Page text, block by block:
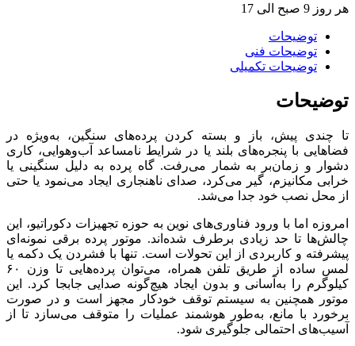
هر روز 9 صبح الی 17
توضیحات
توضیحات فنی
توضیحات تکمیلی
توضیحات
تا چندی پیش، باز و بسته‌ کردن پرده‌های سنگین، به‌ویژه در
فضاهایی با پنجره‌های بلند یا در شرایط نامساعد آب‌وهوایی، کاری
دشوار و زمان‌بر به شمار می‌رفت. گاه پرده به دلیل سنگینی یا
خرابی مکانیزم، گیر می‌کرد، صدای ناهنجاری ایجاد می‌نمود یا حتی
از محل نصب خود جدا می‌شد.
امروزه اما با ورود فناوری‌های نوین به حوزه تجهیزات دکوراتیو، این
چالش‌ها تا حد زیادی برطرف شده‌اند. موتور پرده برقی نمونه‌ای
پیشرفته و کاربردی از این تحولات است. تنها با فشردن یک دکمه یا
لمس ساده از طریق تلفن همراه، می‌توان پرده‌هایی تا وزن ۶۰
کیلوگرم را به‌آسانی و بدون ایجاد هیچ‌گونه صدایی جابجا کرد. این
موتور همچنین به سیستم توقف خودکار مجهز است و در صورت
برخورد با مانع، به‌طور هوشمند عملیات را متوقف می‌سازد تا از
آسیب‌های احتمالی جلوگیری شود.